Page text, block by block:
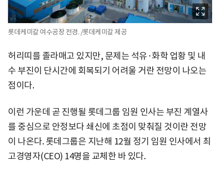
롯데케미칼 여수공장 전경. /롯데케미칼 제공
허리띠를 졸라매고 있지만, 문제는 석유·화학 업황 및 내
수 부진이 단시간에 회복되기 어려울 거란 전망이 나오는
점이다.
이런 가운데 곧 진행될 롯데그룹 임원 인사는 부진 계열사
를 중심으로 안정보다 쇄신에 초점이 맞춰질 것이란 전망
이 나온다. 롯데그룹은 지난해 12월 정기 임원 인사에서 최
고경영자(CEO) 14명을 교체한 바 있다.